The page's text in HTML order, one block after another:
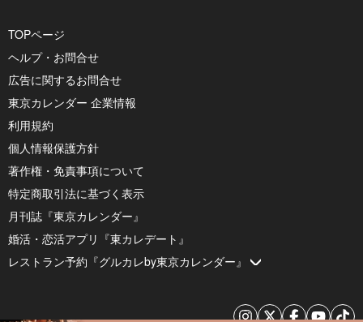
TOPページ
ヘルプ・お問合せ
広告に関するお問合せ
東京カレンダー 企業情報
利用規約
個人情報保護方針
著作権・免責事項について
特定商取引法に基づく表示
月刊誌『東京カレンダー』
婚活・恋活アプリ『東カレデート』
レストラン予約『グルカレby東京カレンダー』